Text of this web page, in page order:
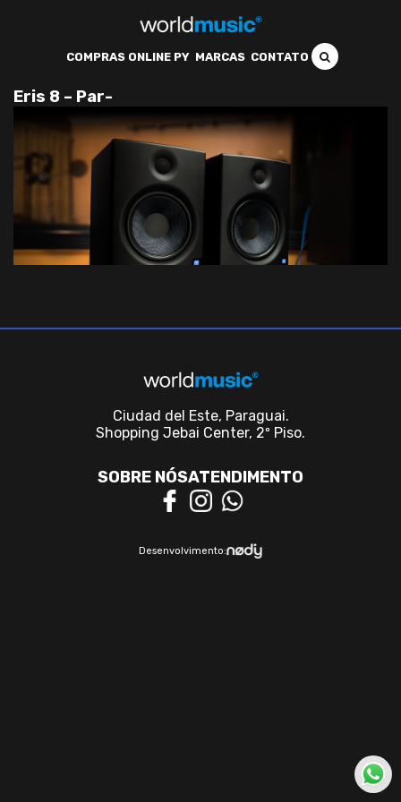
COMPRAS ONLINE PY MARCAS CONTATO
Eris 8 – Par-
Ciudad del Este, Paraguai.
Shopping Jebai Center, 2º Piso.
SOBRE NÓSATENDIMENTO
Desenvolvimento: